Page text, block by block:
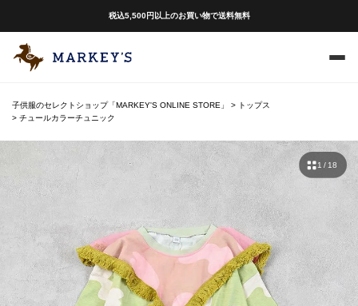
税込5,500円以上のお買い物で送料無料
子供服のセレクトショップ「MARKEY'S ONLINE STORE」
トップス
チュールカラーチュニック
1 / 18